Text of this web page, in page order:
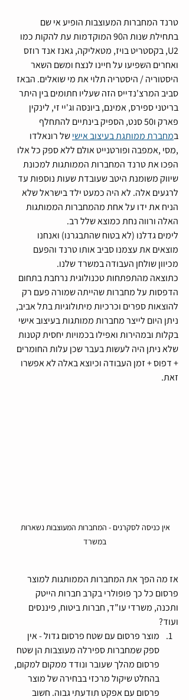
טרנד המחברות המעוצבות הופיע אי שם
בתחילת שנות ה90 המוקדמות עת להקות כמו
U2, בקסטריט בויז, מטאליקה, גאנז אנד רוזס
ואחרים השפיעו על חיינו לנצח ומשם השאר
היסטוריה / היסטריה תלוי את מי שואלים. הבאז
סביב המרצ'נדייס הזה שעליו חתומים בין היתר
בריטני ספירס, אמינם, ביונסה וג'יי זי, לינקין
פארק ו50 סנט, הספיק בינתיים להתחלף
במחברת ממותגת בעיצוב אישי של רונאלדו
,מסי ,אמפבה ופורטנייט אולם ללא ספק כל אלו
הפכו את טרנד המחברות הממותגות למכונת
שיווק משומנת היטב שעובדת שעות נוספות עד
לרגעים אלה. לא היה כמעט ילד בישראל שלא
הניח את ידו על אחת מהמחברות הממותגות
האלה ורווה נחת כמוצא שלל רב.
לימים גדלנו (לא בטוח שהתבגרנו) ואנחנו
מוצאים את עצמנו סביב אותו טרנד והפעם
מכיוון שולחן העבודה במשרד שלנו.
כתוצאה מהתפתחות טכנולוגית נרחבת בתחום
הדפסות על מחברות שהייתה שמורה פעם רק
להוצאות ספרים וכרכיות מיתולוגיות בתל אביב,
ניתן היום לייצר מחברות ממותגות בעיצוב אישי
בקלות ובמהירות ואפילו בכמויות יחסית קטנות
שלא ניתן היה לעשות בעבר שכן עלות החומרים
+ דפוס + זמן העבודה וכיוצא באלה לא אפשרו
זאת.
אין כניסה לסקרנים - המחברות המעוצבות נשארות
במשרד
אז מה הפך את המחברות הממותגות למוצר
פרסום כל כך פופולרי בקרב חברות הייטק
ותכנה, משרדי עו"ד, חברות ביטוח, פיננסים
ועוד?
מוצר פרסום עם שטח פרסום גדול - אין
ספק שמחברות ספירלה מעוצבות הן שטח
פרסום מהלך שעובר ונודד ממקום למקום,
בהחלט שיקול מרכזי בבחירה של מוצר
פרסום עם אפקט תודעתי גבוה. חשוב